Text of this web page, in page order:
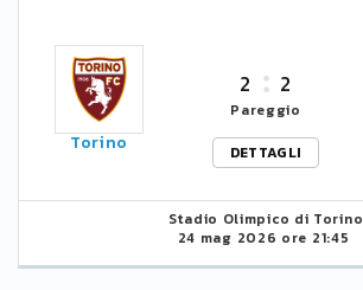
Torino
2 2
Pareggio
DETTAGLI
Stadio Olimpico di Torino
24 mag 2026 ore 21:45